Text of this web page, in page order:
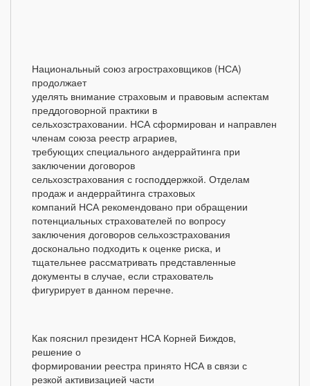
Национальный союз агростраховщиков (НСА)
продолжает
уделять внимание страховым и правовым аспектам
преддоговорной практики в
сельхозстраховании. НСА сформирован и направлен
членам союза реестр аграриев,
требующих специального андеррайтинга при
заключении договоров
сельхозстрахования с господдержкой. Отделам
продаж и андеррайтинга страховых
компаний НСА рекомендовано при обращении
потенциальных страхователей по вопросу
заключения договоров сельхозстрахования
досконально подходить к оценке риска, и
тщательнее рассматривать представленные
документы в случае, если страхователь
фигурирует в данном перечне.
Как пояснил президент НСА Корней Биждов,
решение о
формировании реестра принято НСА в связи с
резкой активизацией части